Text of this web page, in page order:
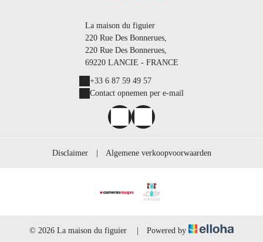
La maison du figuier
220 Rue Des Bonnerues,
220 Rue Des Bonnerues,
69220 LANCIE - FRANCE
+33 6 87 59 49 57
Contact opnemen per e-mail
Disclaimer Algemene verkoopvoorwaarden
© 2026 La maison du figuier Powered by